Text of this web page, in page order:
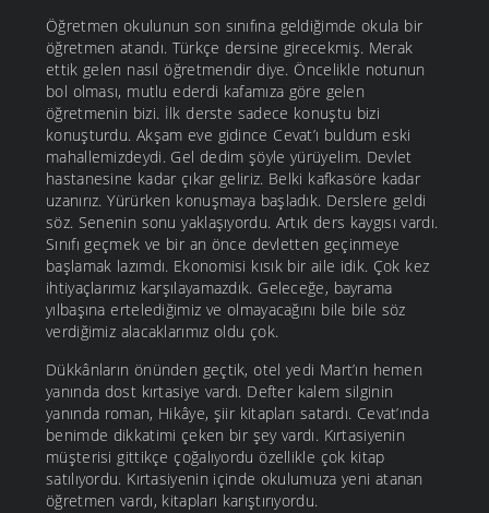
Öğretmen okulunun son sınıfına geldiğimde okula bir
öğretmen atandı. Türkçe dersine girecekmiş. Merak
ettik gelen nasıl öğretmendir diye. Öncelikle notunun
bol olması, mutlu ederdi kafamıza göre gelen
öğretmenin bizi. İlk derste sadece konuştu bizi
konuşturdu. Akşam eve gidince Cevat’ı buldum eski
mahallemizdeydi. Gel dedim şöyle yürüyelim. Devlet
hastanesine kadar çıkar geliriz. Belki kafkasöre kadar
uzanırız. Yürürken konuşmaya başladık. Derslere geldi
söz. Senenin sonu yaklaşıyordu. Artık ders kaygısı vardı.
Sınıfı geçmek ve bir an önce devletten geçinmeye
başlamak lazımdı. Ekonomisi kısık bir aile idik. Çok kez
ihtiyaçlarımız karşılayamazdık. Geleceğe, bayrama
yılbaşına ertelediğimiz ve olmayacağını bile bile söz
verdiğimiz alacaklarımız oldu çok.
Dükkânların önünden geçtik, otel yedi Mart’ın hemen
yanında dost kırtasiye vardı. Defter kalem silginin
yanında roman, Hikâye, şiir kitapları satardı. Cevat’ında
benimde dikkatimi çeken bir şey vardı. Kırtasiyenin
müşterisi gittikçe çoğalıyordu özellikle çok kitap
satılıyordu. Kırtasiyenin içinde okulumuza yeni atanan
öğretmen vardı, kitapları karıştırıyordu.